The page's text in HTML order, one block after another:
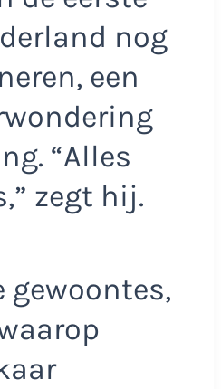
nog
een
“Alles
zegt hij.
gewoontes,